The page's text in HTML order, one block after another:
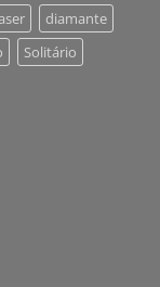
diamante
Solitário